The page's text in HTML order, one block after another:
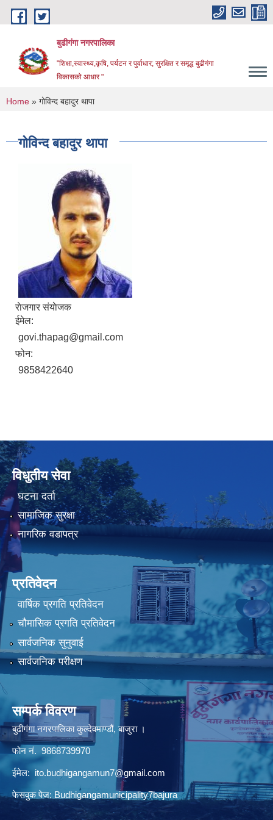
Skip to main content
बुढीगंगा नगरपालिका
"शिक्षा,स्वास्थ्य,कृषि, पर्यटन र पुर्वाधार; सुरक्षित र समृद्ध बुढीगंगा
विकासको आधार "
You are here
Home » गोविन्द बहादुर थापा
गोविन्द बहादुर थापा
राेजगार संयाेजक
ईमेल:
govi.thapag@gmail.com
फोन:
9858422640
विधुतीय सेवा
घटना दर्ता
सामाजिक सुरक्षा
नागरिक वडापत्र
प्रतिवेदन
वार्षिक प्रगति प्रतिवेदन
चौमासिक प्रगति प्रतिवेदन
सार्वजनिक सुनुवाई
सार्वजनिक परीक्षण
सम्पर्क विवरण
बुढीगंगा नगरपालिका कुल्देवमाण्डौं, बाजुरा ।
फोन नं. 9868739970
ईमेल: ito.budhigangamun7@gmail.com
फेसवुक पेज: Budhigangamunicipality7bajura